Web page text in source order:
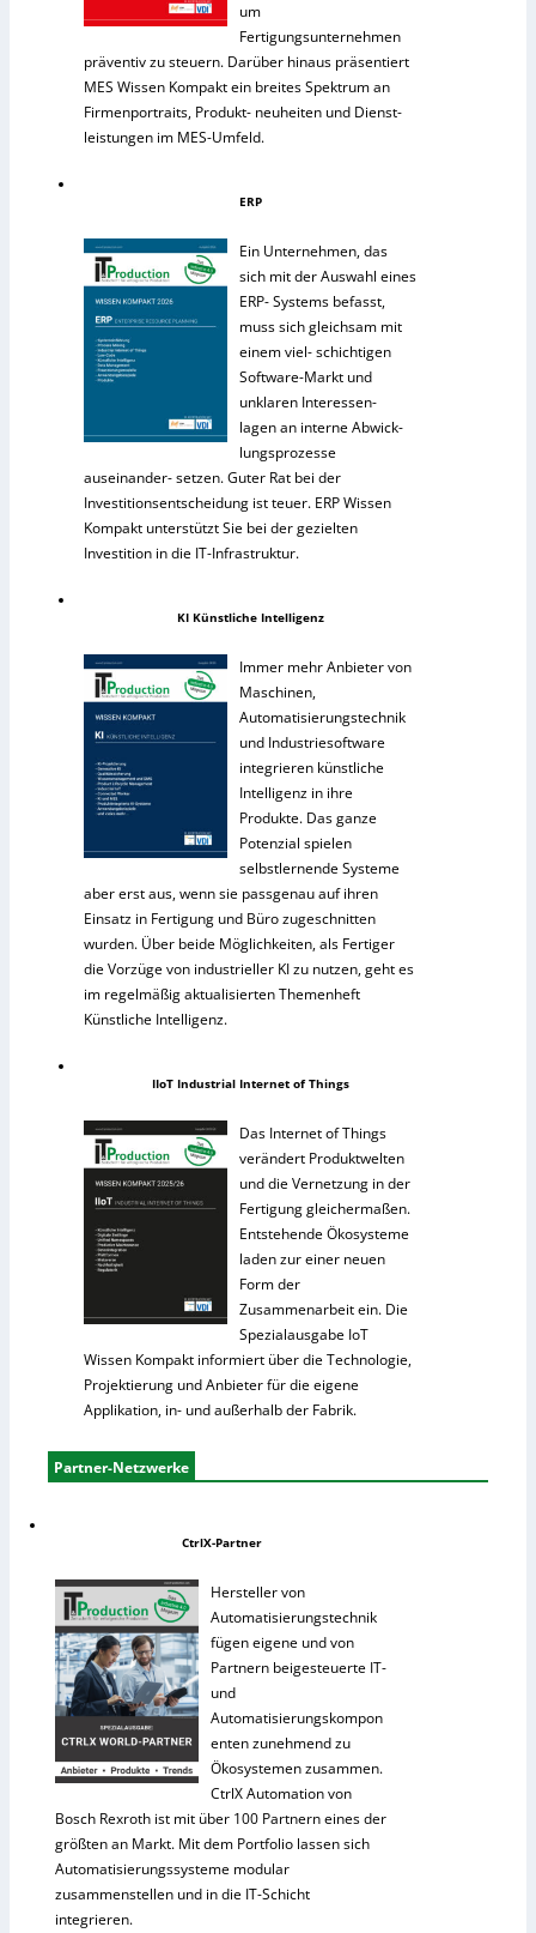
um
Fertigungsunternehmen
präventiv zu steuern. Darüber hinaus präsentiert
MES Wissen Kompakt ein breites Spektrum an
Firmenportraits, Produkt- neuheiten und Dienst-
leistungen im MES-Umfeld.
ERP
Ein Unternehmen, das
sich mit der Auswahl eines
ERP- Systems befasst,
muss sich gleichsam mit
einem viel- schichtigen
Software-Markt und
unklaren Interessen-
lagen an interne Abwick-
lungsprozesse
auseinander- setzen. Guter Rat bei der
Investitionsentscheidung ist teuer. ERP Wissen
Kompakt unterstützt Sie bei der gezielten
Investition in die IT-Infrastruktur.
KI Künstliche Intelligenz
Immer mehr Anbieter von
Maschinen,
Automatisierungstechnik
und Industriesoftware
integrieren künstliche
Intelligenz in ihre
Produkte. Das ganze
Potenzial spielen
selbstlernende Systeme
aber erst aus, wenn sie passgenau auf ihren
Einsatz in Fertigung und Büro zugeschnitten
wurden. Über beide Möglichkeiten, als Fertiger
die Vorzüge von industrieller KI zu nutzen, geht es
im regelmäßig aktualisierten Themenheft
Künstliche Intelligenz.
IIoT Industrial Internet of Things
Das Internet of Things
verändert Produktwelten
und die Vernetzung in der
Fertigung gleichermaßen.
Entstehende Ökosysteme
laden zur einer neuen
Form der
Zusammenarbeit ein. Die
Spezialausgabe IoT
Wissen Kompakt informiert über die Technologie,
Projektierung und Anbieter für die eigene
Applikation, in- und außerhalb der Fabrik.
Partner-Netzwerke
CtrlX-Partner
Hersteller von
Automatisierungstechnik
fügen eigene und von
Partnern beigesteuerte IT-
und
Automatisierungskompon
enten zunehmend zu
Ökosystemen zusammen.
CtrlX Automation von
Bosch Rexroth ist mit über 100 Partnern eines der
größten an Markt. Mit dem Portfolio lassen sich
Automatisierungssysteme modular
zusammenstellen und in die IT-Schicht
integrieren.